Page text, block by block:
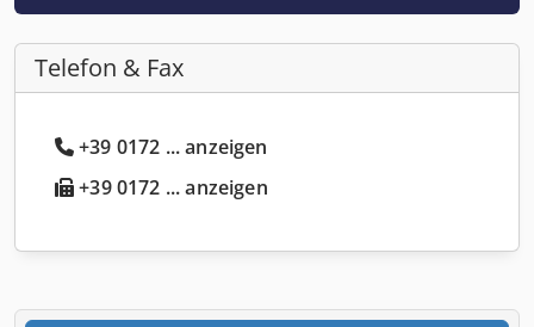
Telefon & Fax
+39 0172 ... anzeigen
+39 0172 ... anzeigen